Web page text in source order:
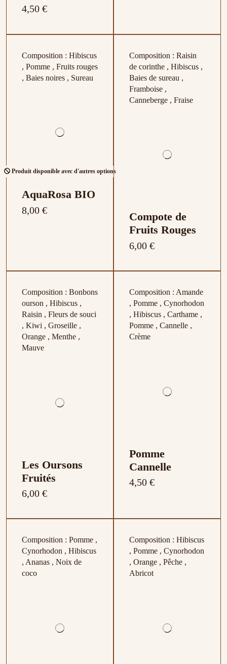
4,50 €
Composition : Hibiscus
, Pomme , Fruits rouges
, Baies noires , Sureau
Produit disponible avec d'autres options
AquaRosa BIO
8,00 €
Composition : Raisin
de corinthe , Hibiscus ,
Baies de sureau ,
Framboise ,
Canneberge , Fraise
Compote de
Fruits Rouges
6,00 €
Composition : Bonbons
ourson , Hibiscus ,
Raisin , Fleurs de souci
, Kiwi , Groseille ,
Orange , Menthe ,
Mauve
Les Oursons
Fruités
6,00 €
Composition : Amande
, Pomme , Cynorhodon
, Hibiscus , Carthame ,
Pomme , Cannelle ,
Crème
Pomme
Cannelle
4,50 €
Composition : Pomme ,
Cynorhodon , Hibiscus
, Ananas , Noix de
coco
Composition : Hibiscus
, Pomme , Cynorhodon
, Orange , Pêche ,
Abricot